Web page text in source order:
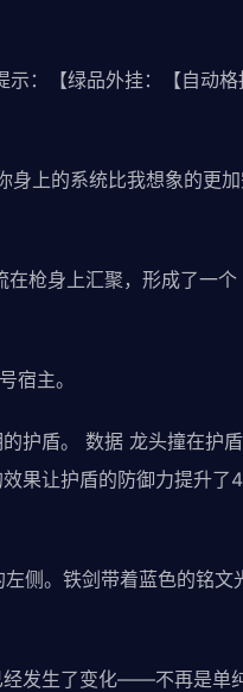
：【绿品外挂：【自动格
身上的系统比我想象的更
枪身上汇聚，形成了一个
宿主。
护盾。 数据 龙头撞在护盾
果让护盾的防御力提升了
侧。铁剑带着蓝色的铭文
经发生了变化——不再是单